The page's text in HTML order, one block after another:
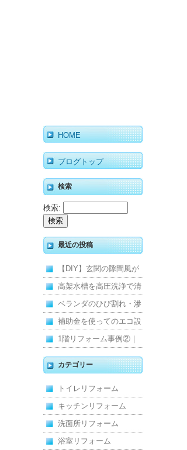
HOME
ブログトップ
検索
検索:
最近の投稿
【DIY】玄関の隙間風が
寒くて断熱ドアに交換し
ました
高架水槽を高圧洗浄で清
掃！衛生的な給水環境を
維持｜施工事例
ベランダのひび割れ・滲
みを解消！賃貸マンショ
ン防水工事
補助金を使ってのエコ設
備住宅リフォーム
1階リフォーム事例②｜
キッチン・床・収納を一
新し、扉新設で動線を整
えた全面改修
カテゴリー
トイレリフォーム
キッチンリフォーム
洗面所リフォーム
浴室リフォーム